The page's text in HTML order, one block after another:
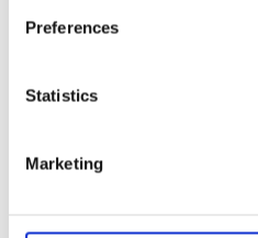
Preferences
Statistics
Marketing
olika band i dina
returneras.
så mycket som du
än vad som finns på